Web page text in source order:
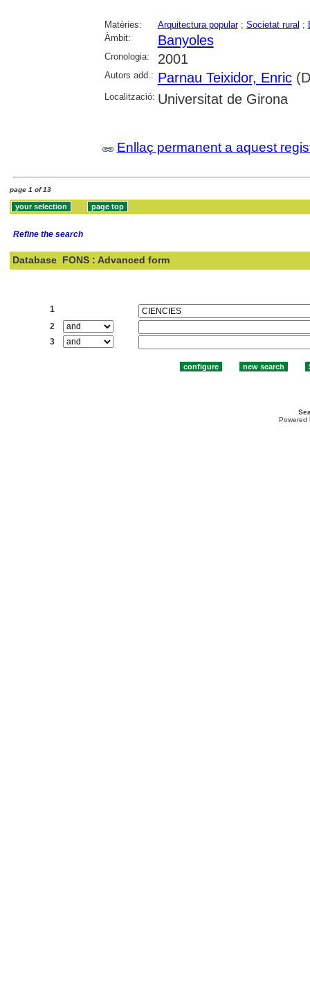
Matèries: Arquitectura popular; Societat rural ;
Àmbit:
Banyoles
Cronologia: 2001
Autors add.: Parnau Teixidor, Enric
Localització: Universitat de Girona
Enllaç permanent a aquest
page 1 of 13
Refine the search
Database FONS : Advanced form
1
2
3